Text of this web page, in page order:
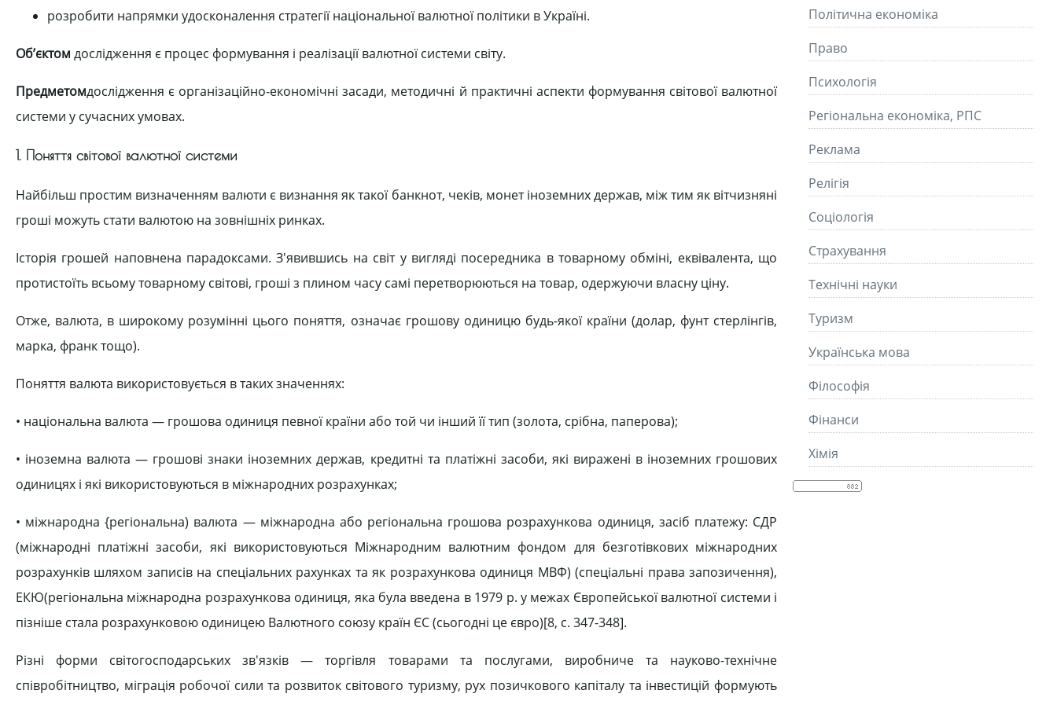
розробити напрямки удосконалення стратегії національної валютної політики в Україні.
Об’єктом дослідження є процес формування і реалізації валютної системи світу.
Предметомдослідження є організаційно-економічні засади, методичні й практичні аспекти формування світової валютної
системи у сучасних умовах.
1. Поняття світової валютної системи
Найбільш простим визначенням валюти є визнання як такої банкнот, чеків, монет іноземних держав, між тим як вітчизняні
гроші можуть стати валютою на зовнішніх ринках.
Історія грошей наповнена парадоксами. З'явившись на світ у вигляді посередника в товарному обміні, еквівалента, що
протистоїть всьому товарному світові, гроші з плином часу самі перетворюються на товар, одержуючи власну ціну.
Отже, валюта, в широкому розумінні цього поняття, означає грошову одиницю будь-якої країни (долар, фунт стерлінгів,
марка, франк тощо).
Поняття валюта використовується в таких значеннях:
• національна валюта — грошова одиниця певної країни або той чи інший її тип (золота, срібна, паперова);
• іноземна валюта — грошові знаки іноземних держав, кредитні та платіжні засоби, які виражені в іноземних грошових
одиницях і які використовуються в міжнародних розрахунках;
• міжнародна {регіональна) валюта — міжнародна або регіональна грошова розрахункова одиниця, засіб платежу: СДР
(міжнародні платіжні засоби, які використовуються Міжнародним валютним фондом для безготівкових міжнародних
розрахунків шляхом записів на спеціальних рахунках та як розрахункова одиниця МВФ) (спеціальні права запозичення),
ЕКЮ(регіональна міжнародна розрахункова одиниця, яка була введена в 1979 р. у межах Європейської валютної системи і
пізніше стала розрахунковою одиницею Валютного союзу країн ЄС (сьогодні це євро)[8, c. 347-348].
Різні форми світогосподарських зв'язків — торгівля товарами та послугами, виробниче та науково-технічне
співробітництво, міграція робочої сили та розвиток світового туризму, рух позичкового капіталу та інвестицій формують
Політична економіка
Право
Психологія
Регіональна економіка, РПС
Реклама
Релігія
Соціологія
Страхування
Технічні науки
Туризм
Українська мова
Філософія
Фінанси
Хімія